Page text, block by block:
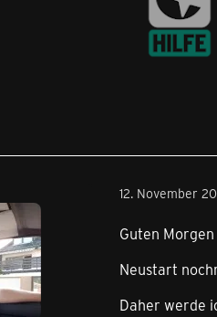
12. November
Guten
Neustart
Daher werde